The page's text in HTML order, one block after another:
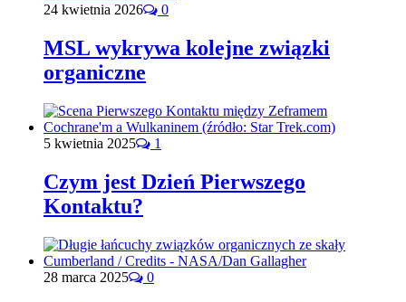
24 kwietnia 2026 0
MSL wykrywa kolejne związki
organiczne
5 kwietnia 2025 1
Czym jest Dzień Pierwszego
Kontaktu?
28 marca 2025 0